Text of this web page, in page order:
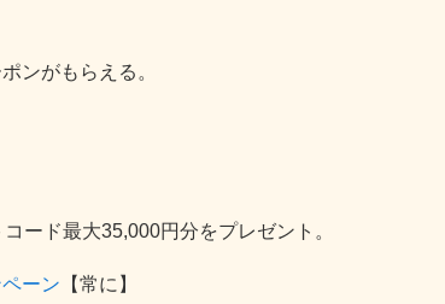
ンがもらえる。
ード最大35,000円分をプレゼント。
ーン 【常に】